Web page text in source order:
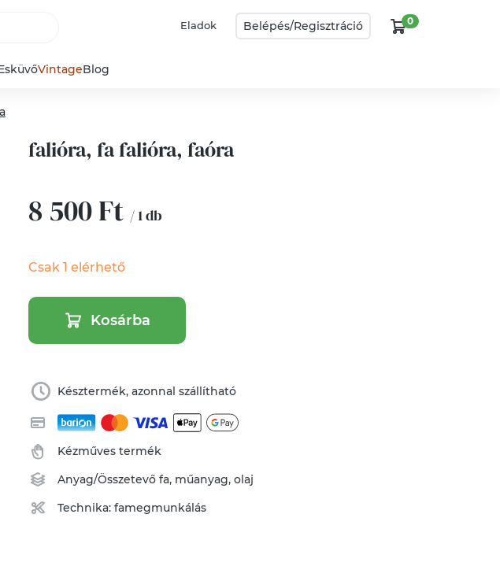
Eladok Belépés/Regisztráció 0
VintageBlog
falióra, fa falióra, faóra
8 500 Ft / 1 db
Csak 1 elérhető
Kosárba
Késztermék, azonnal szállítható
Kézműves termék
Anyag/Összetevőfa, műanyag,olaj
Technika:famegmunkálás